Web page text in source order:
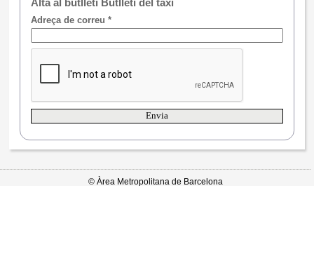
Alta al butlletí Butlletí del taxi
Adreça de correu *
© Àrea Metropolitana de Barcelona